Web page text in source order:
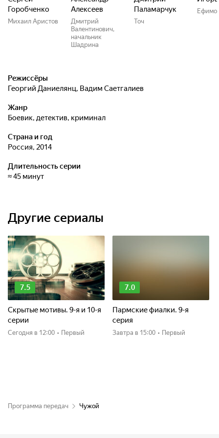
Горобченко
Михаил Аристов
Алексеев
Дмитрий
Валентинович,
начальник
Шадрина
Паламарчук
Точ
Режиссёры
Георгий Даниелянц, Вадим Саетгалиев
Жанр
боевик, детектив, криминал
Страна и год
Россия, 2014
Длительность серии
≈ 45 минут
Другие сериалы
7.5
Скрытые мотивы. 9-я и 10-я
серии
Сегодня в 12:00 • Первый
7.0
Пармские фиалки. 9-я
серия
Завтра в 15:00 • Первый
Программа передач Чужой